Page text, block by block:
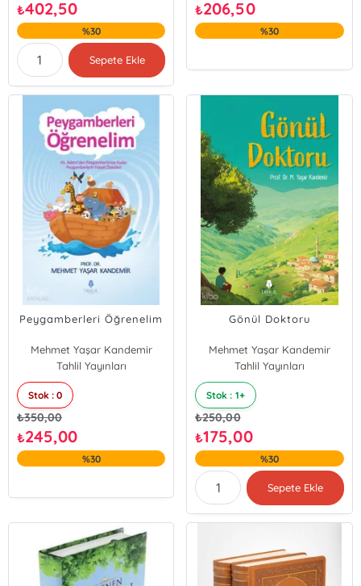
₺402,50
%30
Sepete Ekle
₺206,50
%30
Peygamberleri Öğrenelim
Mehmet Yaşar Kandemir
Tahlil Yayınları
Stok : 0
₺350,00
₺245,00
%30
Gönül Doktoru
Mehmet Yaşar Kandemir
Tahlil Yayınları
Stok : 1+
₺250,00
₺175,00
%30
Sepete Ekle